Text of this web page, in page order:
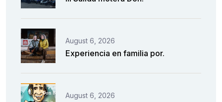
August 6, 2026
Experiencia en familia por.
August 6, 2026